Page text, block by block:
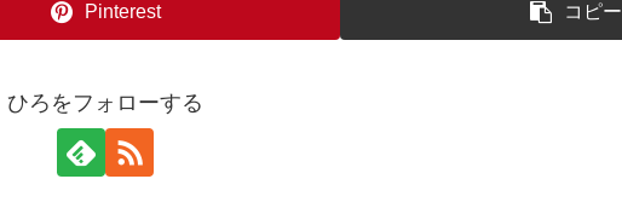
Pinterest コピー
ひろをフォローする